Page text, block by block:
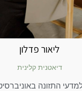
ליאורפדלון
דיאטנית קלינית
התזונה